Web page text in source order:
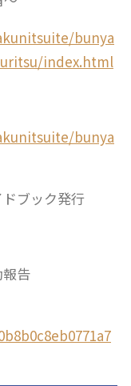
bunya
index.html
bunya
ブック発行
告